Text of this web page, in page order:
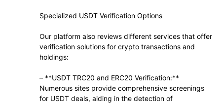
Specialized USDT Verification Options
Our platform also reviews different services that offer
verification solutions for crypto transactions and
holdings:
– **USDT TRC20 and ERC20 Verification:**
Numerous sites provide comprehensive screenings
for USDT deals, aiding in the detection of